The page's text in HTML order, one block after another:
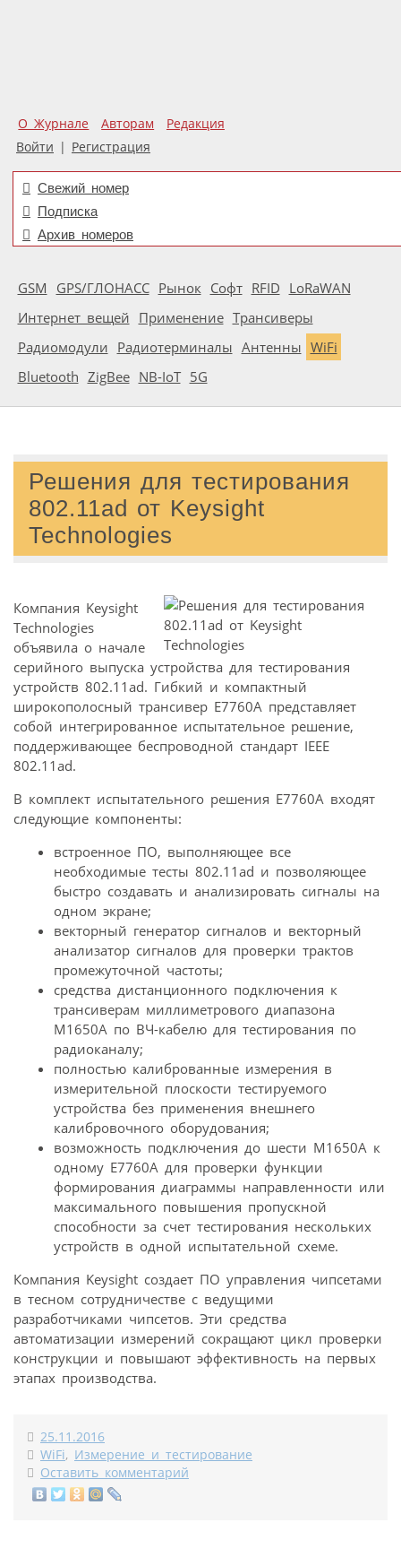
О Журнале Авторам
Редакция
Войти | Регистрация
Свежий номер
Подписка
Архив номеров
GSM GPS/ГЛОНАСС Рынок Софт RFID LoRaWAN
Интернет вещей Применение Трансиверы
Радиомодули Радиотерминалы Антенны WiFi
Bluetooth ZigBee NB-IoT 5G
Решения для тестирования
802.11ad от Keysight
Technologies
Компания Keysight
Technologies
объявила о начале
серийного выпуска устройства для тестирования
устройств 802.11ad. Гибкий и компактный
широкополосный трансивер E7760A представляет
собой интегрированное испытательное решение,
поддерживающее беспроводной стандарт IEEE
802.11ad.
В комплект испытательного решения E7760A входят
следующие компоненты:
встроенное ПО, выполняющее все
необходимые тесты 802.11ad и позволяющее
быстро создавать и анализировать сигналы на
одном экране;
векторный генератор сигналов и векторный
анализатор сигналов для проверки трактов
промежуточной частоты;
средства дистанционного подключения к
трансиверам миллиметрового диапазона
M1650A по ВЧ-кабелю для тестирования по
радиоканалу;
полностью калиброванные измерения в
измерительной плоскости тестируемого
устройства без применения внешнего
калибровочного оборудования;
возможность подключения до шести M1650A к
одному E7760A для проверки функции
формирования диаграммы направленности или
максимального повышения пропускной
способности за счет тестирования нескольких
устройств в одной испытательной схеме.
Компания Keysight создает ПО управления чипсетами
в тесном сотрудничестве с ведущими
разработчиками чипсетов. Эти средства
автоматизации измерений сокращают цикл проверки
конструкции и повышают эффективность на первых
этапах производства.
25.11.2016
WiFi, Измерение и тестирование
Оставить комментарий